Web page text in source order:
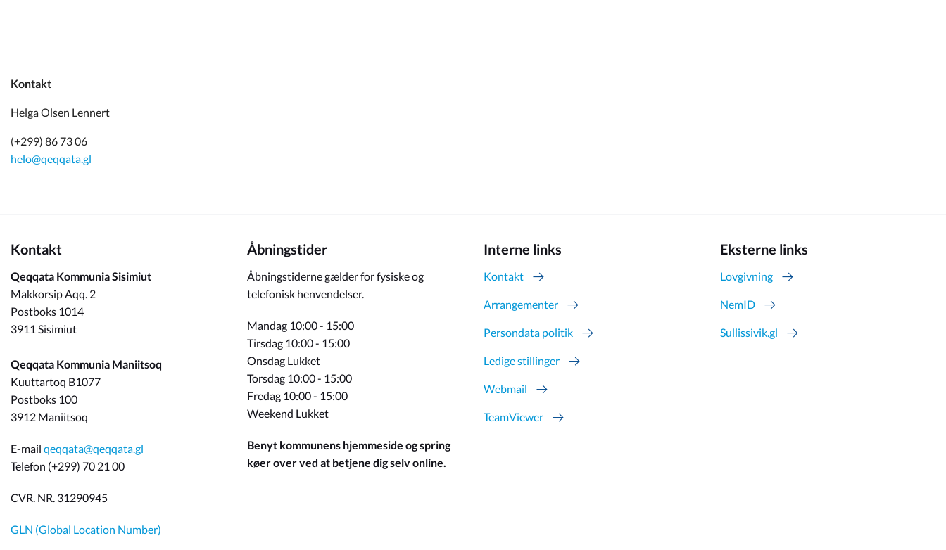
Kontakt
Helga Olsen Lennert
(+299) 86 73 06
helo@qeqqata.gl
Kontakt
Qeqqata Kommunia Sisimiut
Makkorsip Aqq. 2
Postboks 1014
3911 Sisimiut
Qeqqata Kommunia Maniitsoq
Kuuttartoq B1077
Postboks 100
3912 Maniitsoq
E-mail qeqqata@qeqqata.gl
Telefon (+299) 70 21 00
CVR. NR. 31290945
GLN (Global Location Number)
Åbningstider
Åbningstiderne gælder for fysiske og
telefonisk henvendelser.
Mandag 10:00 - 15:00
Tirsdag 10:00 - 15:00
Onsdag Lukket
Torsdag 10:00 - 15:00
Fredag 10:00 - 15:00
Weekend Lukket
Benyt kommunens hjemmeside og spring
køer over ved at betjene dig selv online.
Interne links
Kontakt
Arrangementer
Persondata politik
Ledige stillinger
Webmail
TeamViewer
Eksterne links
Lovgivning
NemID
Sullissivik.gl